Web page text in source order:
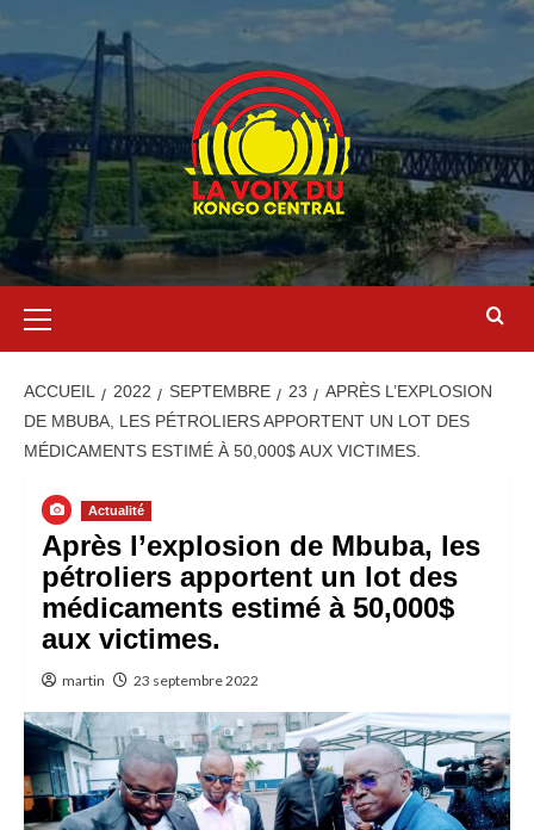
ACCUEIL 2022 SEPTEMBRE 23
APRÈS L’EXPLOSION
DE MBUBA, LES PÉTROLIERS APPORTENT UN LOT DES
MÉDICAMENTS ESTIMÉ À 50,000$ AUX VICTIMES.
Actualité
Après l’explosion de Mbuba, les
pétroliers apportent un lot des
médicaments estimé à 50,000$
aux victimes.
martin 23 septembre 2022